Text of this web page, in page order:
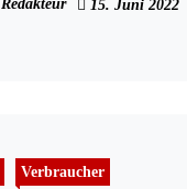
Redakteur 15. Juni 2022
Verbraucher